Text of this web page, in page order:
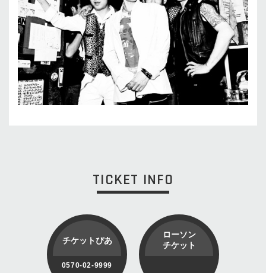
TICKET INFO
チケットぴあ
0570-02-9999
ローソン
チケット